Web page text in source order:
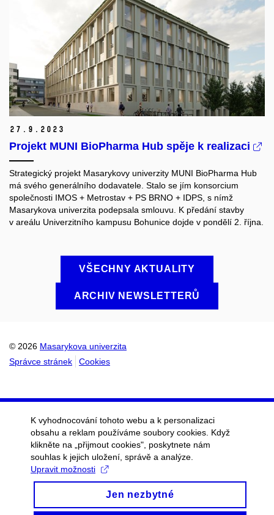
27. 9. 2023
Projekt MUNI BioPharma Hub spěje k realizaci
Strategický projekt Masarykovy univerzity MUNI BioPharma Hub
má svého generálního dodavatele. Stalo se jím konsorcium
společnosti IMOS + Metrostav + PS BRNO + IDPS, s nímž
Masarykova univerzita podepsala smlouvu. K předání stavby
v areálu Univerzitního kampusu Bohunice dojde v pondělí 2. října.
VŠECHNY AKTUALITY
ARCHIV NEWSLETTERŮ
© 2026 Masarykova univerzita
Správce stránek
Cookies
K vyhodnocování tohoto webu a k personalizaci
obsahu a reklam používáme soubory cookies. Když
klikněte na „přijmout cookies", poskytnete nám
souhlas k jejich uložení, správě a analýze.
Upravit možnosti
Jen nezbytné